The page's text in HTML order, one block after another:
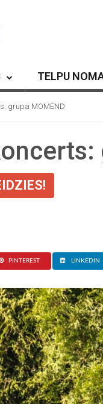
TELPU
grupa MOMEND
PINTEREST LINKEDIN